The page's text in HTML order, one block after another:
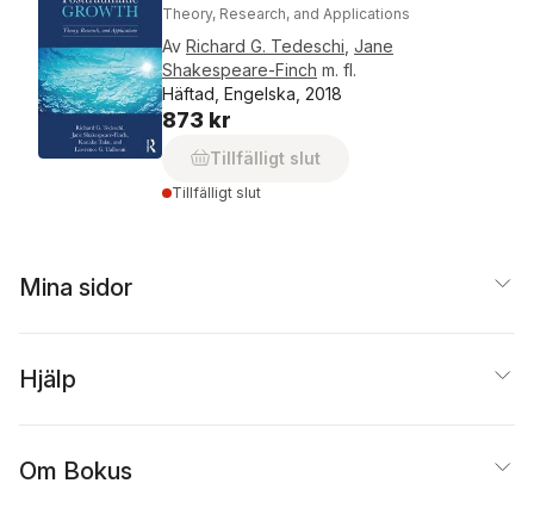
Theory, Research, and Applications
Av Richard G. Tedeschi Jane
Shakespeare-Finch m. fl.
Häftad, Engelska, 2018
873 kr
Tillfälligt slut
Tillfälligt slut
Mina sidor
Hjälp
Om Bokus